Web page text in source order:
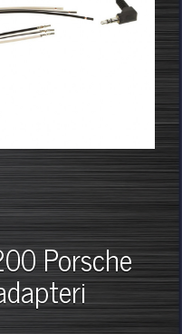
Porsche